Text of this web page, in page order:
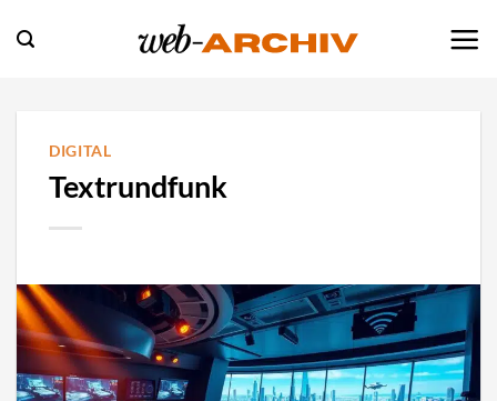
Inhalt
DIGITAL
Textrundfunk